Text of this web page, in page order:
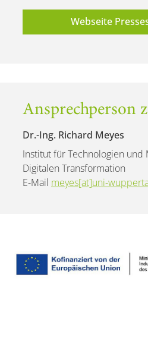
Webseite
Ansprechperson
Dr.-Ing. Richard Meyes
Institut für Technologien und
Digitalen Transformation
E-Mail meyes[at]uni-